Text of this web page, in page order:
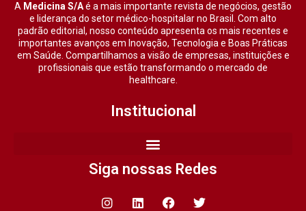
A Medicina S/Aé a mais importante revista de negócios, gestão
e liderança do setor médico-hospitalar no Brasil. Com alto
padrão editorial, nosso conteúdo apresenta os mais recentes e
importantes avanços em Inovação, Tecnologia e Boas Práticas
em Saúde. Compartilhamos a visão de empresas, instituições e
profissionais que estão transformando o mercado de
healthcare.
Institucional
Siga nossas Redes